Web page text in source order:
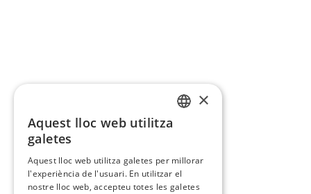
×
Aquest lloc web utilitza
galetes
Aquest lloc web utilitza galetes per millorar
l'experiència de l'usuari. En utilitzar el
nostre lloc web, accepteu totes les galetes